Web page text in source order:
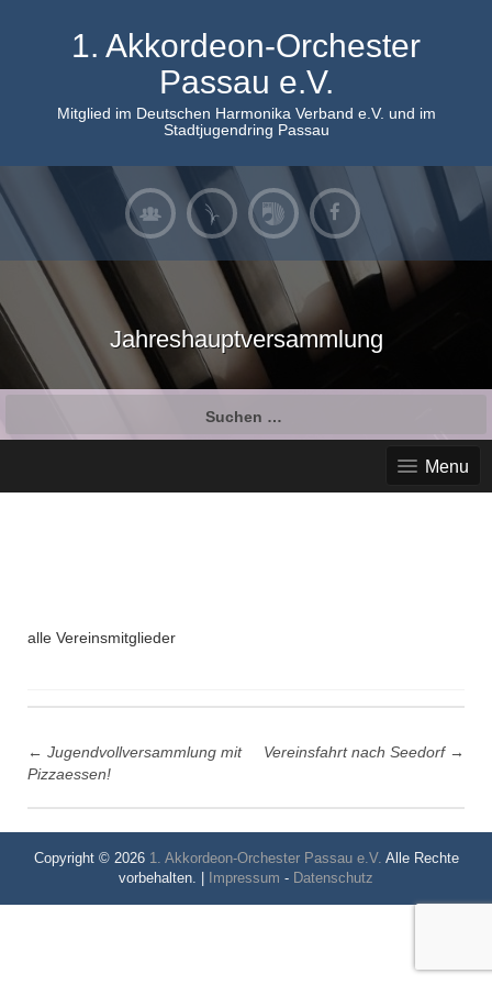
1. Akkordeon-Orchester
Passau e.V.
Mitglied im Deutschen Harmonika Verband e.V. und im
Stadtjugendring Passau
Jahreshauptversammlung
Menu
alle Vereinsmitglieder
navigation
← Jugendvollversammlung mit
Pizzaessen!
Vereinsfahrt nach Seedorf →
Copyright © 2026 1. Akkordeon-Orchester Passau e.V. Alle Rechte
vorbehalten. |
Impressum - Datenschutz